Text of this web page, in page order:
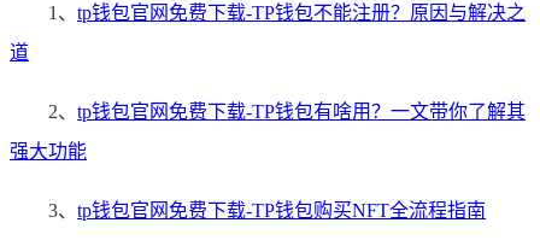
1、 tp钱包官网免费下载-TP钱包不能注册？原因与解决之
道
2、 tp钱包官网免费下载-TP钱包有啥用？一文带你了解其
强大功能
3、 tp钱包官网免费下载-TP钱包购买NFT全流程指南